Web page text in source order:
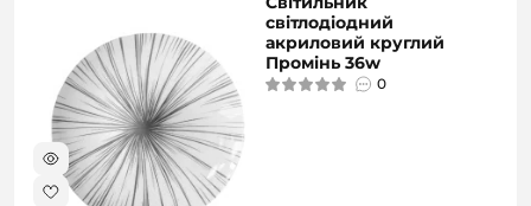
світлодіодний
акриловий круглий
Промінь 36w
0